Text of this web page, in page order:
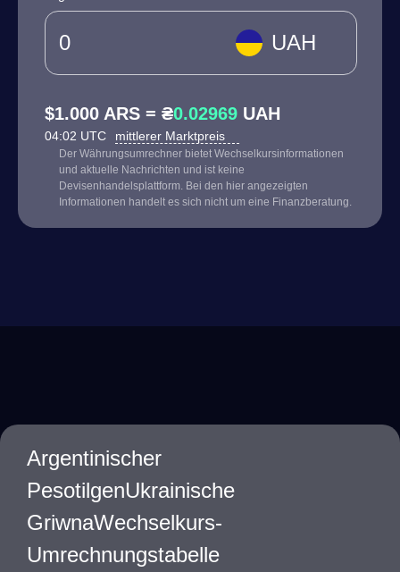
UAH
$1.000 ARS = ₴0.02969 UAH
04:02 UTC mittlerer Marktpreis
Der Währungsumrechner bietet Wechselkursinformationen
und aktuelle Nachrichten und ist keine
Devisenhandelsplattform. Bei den hier angezeigten
Informationen handelt es sich nicht um eine Finanzberatung.
Argentinischer
PesotilgenUkrainische
GriwnaWechselkurs-
Umrechnungstabelle